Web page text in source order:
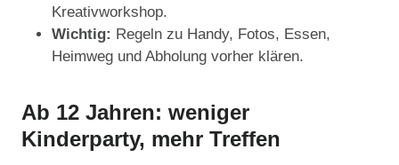
Kreativworkshop.
Wichtig: Regeln zu Handy, Fotos, Essen,
Heimweg und Abholung vorher klären.
Ab 12 Jahren: weniger
Kinderparty, mehr Treffen